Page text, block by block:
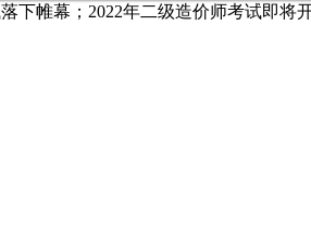
下帷幕；2022年二级造价师考试即